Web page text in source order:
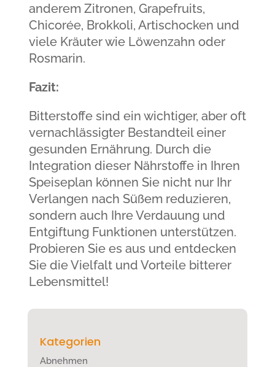
anderem Zitronen, Grapefruits,
Chicorée, Brokkoli, Artischocken und
viele Kräuter wie Löwenzahn oder
Rosmarin.
Fazit:
Bitterstoffe sind ein wichtiger, aber oft
vernachlässigter Bestandteil einer
gesunden Ernährung. Durch die
Integration dieser Nährstoffe in Ihren
Speiseplan können Sie nicht nur Ihr
Verlangen nach Süßem reduzieren,
sondern auch Ihre Verdauung und
Entgiftung Funktionen unterstützen.
Probieren Sie es aus und entdecken
Sie die Vielfalt und Vorteile bitterer
Lebensmittel!
Kategorien
Abnehmen